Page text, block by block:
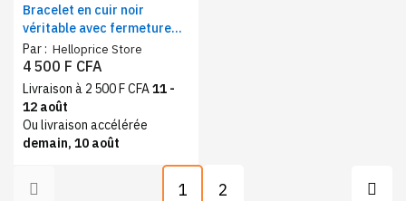
Bracelet en cuir noir
véritable avec fermeture
magnétique en acier
inoxydable - or
Par : Helloprice Store
4 500 F CFA
Livraison à 2 500 F CFA11 -
12 août
Ou livraison accélérée
demain, 10 août
1 2